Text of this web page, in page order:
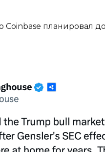
Coinbase планировал